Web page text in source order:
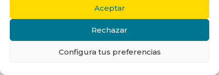
Aceptar
Rechazar
Configura tus preferencias